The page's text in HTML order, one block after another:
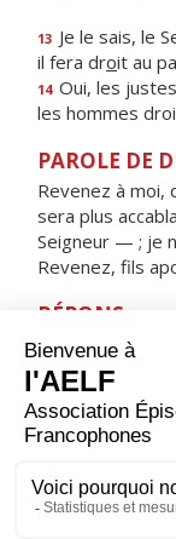
13 Je le sais, le
il fera droit au
14 Oui, les
les hommes
PAROLE DE
Revenez à moi,
sera plus
Seigneur — ; je
Revenez, fils
RÉPONS
V/ Détourne ta
enlève tous mes
ORAISON
Tu as préparé,
d’accueillir avec